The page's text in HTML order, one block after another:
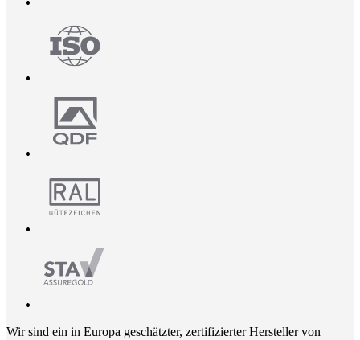
Wir sind ein in Europa geschätzter, zertifizierter Hersteller von